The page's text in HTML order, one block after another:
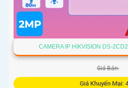
CAMERA IP HIKVISION DS-
Giá Bán:
Giá Khuyến Mại: